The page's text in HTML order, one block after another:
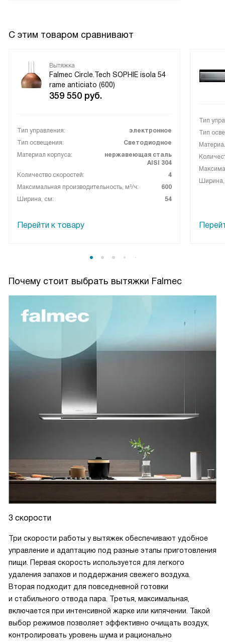
функциональность, удобство использования и стильный
С этим товаром сравнивают
Вытяжка
Falmec Circle.Tech SOPHIE isola 54
rame anticiato (600)
359 550 руб.
Тип управления:
электронное
Тип освещения:
Светодиодное
Материал корпуса:
нержавеющая сталь
AISI 304
Количество скоростей:
4
Максимальная производительность, м³/ч:
600
Ширина, см:
54
Перейти к товару
Тип
Тип
Почему стоит выбрать вытяжки Falmec
3 скорости
Три скорости работы у вытяжек обеспечивают удобное
управление и адаптацию под разные этапы приготовления
пищи. Первая скорость используется для легкого
удаления запахов и поддержания свежего воздуха.
Вторая подходит для повседневной готовки
и стабильного отвода пара. Третья, максимальная,
включается при интенсивной жарке или кипячении. Такой
выбор режимов позволяет эффективно очищать воздух,
контролировать уровень шума и рационально